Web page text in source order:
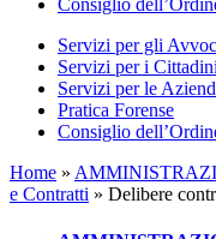
Consiglio
Servizi per gli
Servizi per i Cittadini
Servizi per le
Pratica Forense
Consiglio
Home »
e Contratti » Delibere